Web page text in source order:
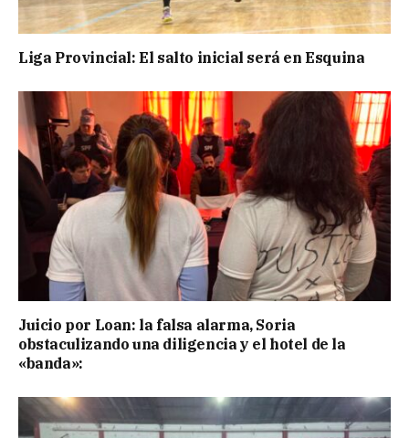
Liga Provincial: El salto inicial será en Esquina
Juicio por Loan: la falsa alarma, Soria
obstaculizando una diligencia y el hotel de la
«banda»: